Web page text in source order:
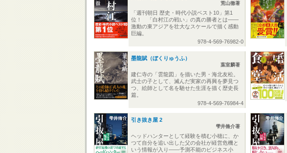
荒山徹著
「週刊朝日 歴史・時代小説ベスト10」第1
位！ 「白村江の戦い」の真の勝者とは――
激動の東アジアを壮大なスケールで描く感動
巨編。
978-4-569-76982-0
墨龍賦（ぼくりゅうふ）
葉室麟著
建仁寺の「雲龍図」を描いた男・海北友松。
武士の子として、滅んだ実家の再興を夢見つ
つ、絵師として名を馳せた生涯を描く歴史長
篇。
978-4-569-76984-4
引き抜き屋 2
雫井脩介著
ヘッドハンターとして経験を積む小穂に、か
つて自分を追い出した父の会社が経営危機と
いう情報が入り――予測不能のビジネス小